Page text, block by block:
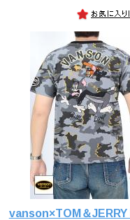
vanson×TOM＆JERRY